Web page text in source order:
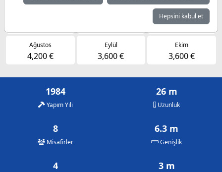
Temmuz
4,200 €
Ağustos
4,200 €
Eylül
3,600 €
Ekim
3,600 €
1984
Yapım Yılı
26 m
Uzunluk
8
Misafirler
6.3 m
Genişlik
4 3 m
Hepsini kabul et